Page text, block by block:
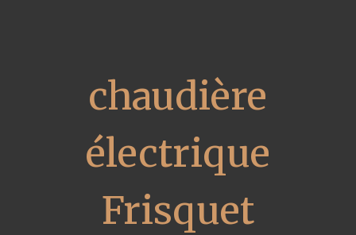
chaudière
électrique
Frisquet